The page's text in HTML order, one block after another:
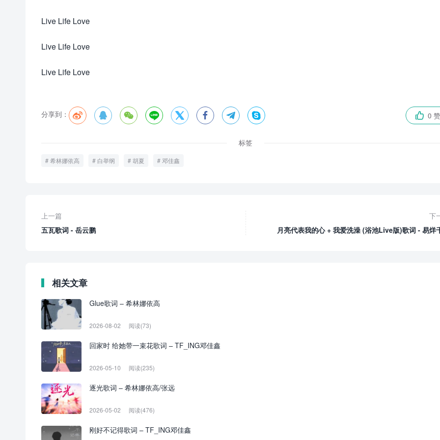
Live Life Love
Live Life Love
Live Life Love
分享到：          0 赞
标签
希林娜依高 白举纲 胡夏 邓佳鑫
上一篇
五瓦歌词 - 岳云鹏
下
月亮代表我的心 + 我爱洗澡 (浴池Live版)歌词 - 易烊
相关文章
Glue歌词 – 希林娜依高
2026-08-02 阅读(73)
回家时 给她带一束花歌词 – TF_ING邓佳鑫
2026-05-10 阅读(235)
逐光歌词 – 希林娜依高/张远
2026-05-02 阅读(476)
刚好不记得歌词 – TF_ING邓佳鑫